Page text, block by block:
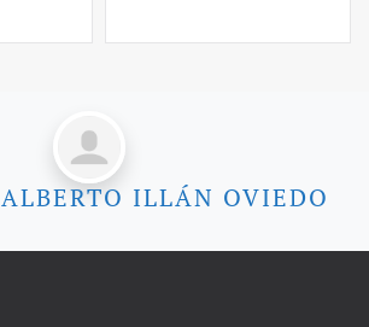
ALBERTO ILLÁN OVIEDO